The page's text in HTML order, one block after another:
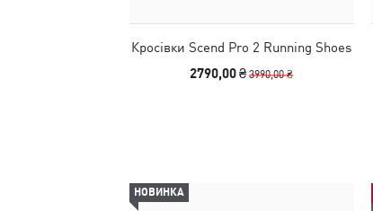
Кросівки Scend Pro 2 Running Shoes
2790,00 ₴3990,00 ₴
НОВИНКА